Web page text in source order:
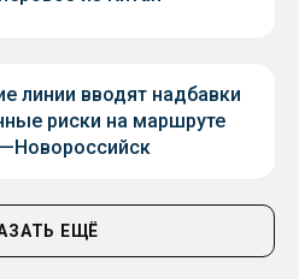
линии вводят надбавки
риски на маршруте
ЕЩЁ